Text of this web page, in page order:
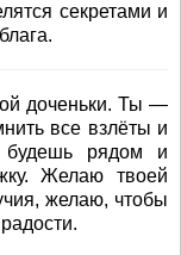
секретами и
доченьки. Ты —
все взлёты и
будешь рядом и
Желаю твоей
желаю, чтобы